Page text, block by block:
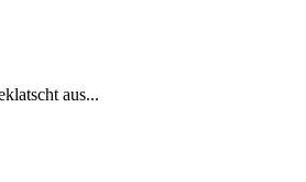
aus...